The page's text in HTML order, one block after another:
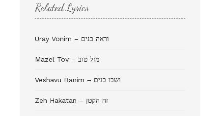
Related Lyrics
Uray Vonim – וראה בנים
Mazel Tov – מזל טוב
Veshavu Banim – ושבו בנים
Zeh Hakatan – זה הקטן